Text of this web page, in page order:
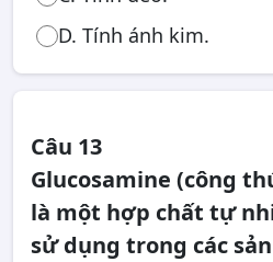
D. Tính ánh kim.
Câu 13
Glucosamine (công
là một hợp chất tự
sử dụng trong các